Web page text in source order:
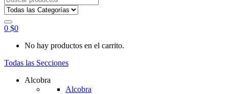
0 $0
No hay productos en el carrito.
Todas las Secciones
Alcobra
Alcobra